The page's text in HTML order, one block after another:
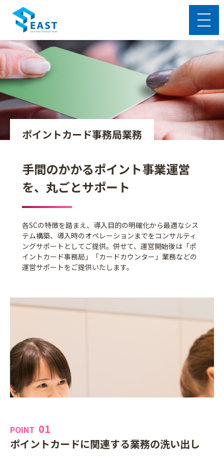
ポイントカード事務局業務
手間のかかるポイント事業運営
を、丸ごとサポート
各SCの特徴を踏まえ、導入目的の明確化から最適なシス
テム構築、導入時のオペレーションまでをコンサルティ
ングサポートとしてご提供。併せて、運営開始後は「ポ
イントカード事務局」「カードカウンター」業務などの
運営サポートをご提供いたします。
POINT 01
ポイントカードに関連する業務の洗い出し